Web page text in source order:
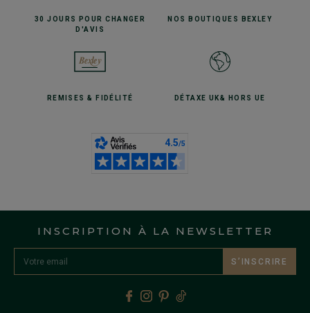
30 JOURS POURCHANGER
D'AVIS
NOS BOUTIQUES BEXLEY
REMISES& FIDÉLITÉ DÉTAXE UK& HORS UE
INSCRIPTION À LA NEWSLETTER
S’INSCRIRE